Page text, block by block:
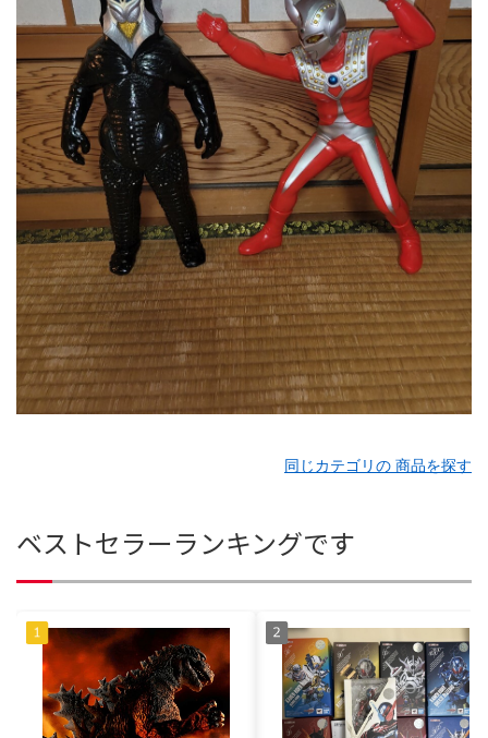
同じカテゴリの 商品を探す
ベストセラーランキングです